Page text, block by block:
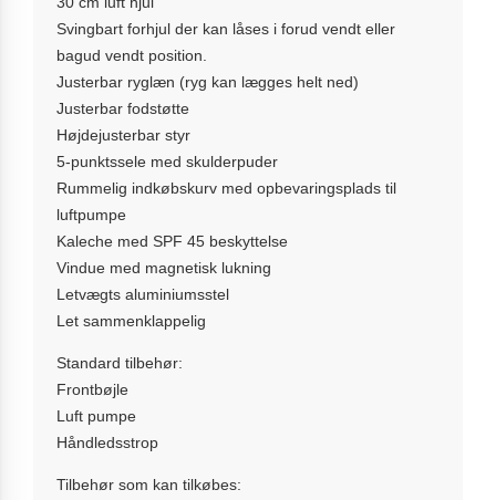
Svingbart forhjul der kan låses i forud vendt eller
bagud vendt position.
Justerbar ryglæn (ryg kan lægges helt ned)
Justerbar fodstøtte
Højdejusterbar styr
5-punktssele med skulderpuder
Rummelig indkøbskurv med opbevaringsplads til
luftpumpe
Kaleche med SPF 45 beskyttelse
Vindue med magnetisk lukning
Letvægts aluminiumsstel
Let sammenklappelig
Standard tilbehør:
Frontbøjle
Luft pumpe
Håndledsstrop
Tilbehør som kan tilkøbes: